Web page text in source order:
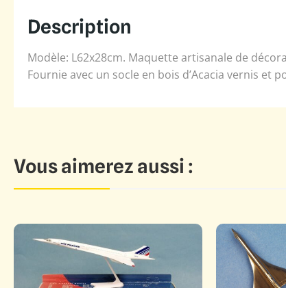
Description
Modèle: L62x28cm. Maquette artisanale de
Fournie avec un socle en bois d’Acacia vernis et
Vous aimerez aussi :